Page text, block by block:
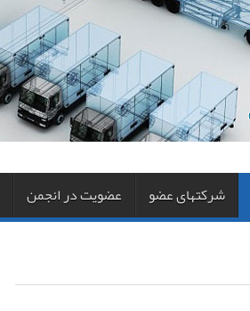
شرکتهای عضو عضویت در انجمن